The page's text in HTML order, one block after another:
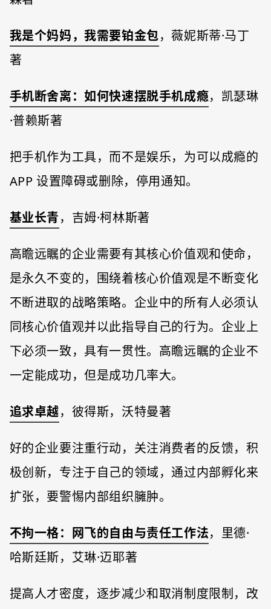
我是个妈妈，我需要铂金包，薇妮斯蒂·马丁
著
⼿机断舍离：如何快速摆脱⼿机成瘾，凯瑟琳
·普赖斯著
把手机作为工具，而不是娱乐，为可以成瘾的
APP 设置障碍或删除，停用通知。
基业⻓⻘，吉姆·柯林斯著
高瞻远瞩的企业需要有其核心价值观和使命，
是永久不变的，围绕着核心价值观是不断变化
不断进取的战略策略。企业中的所有人必须认
同核心价值观并以此指导自己的行为。企业上
下必须一致，具有一贯性。高瞻远瞩的企业不
一定能成功，但是成功几率大。
追求卓越，彼得斯，沃特曼著
好的企业要注重行动，关注消费者的反馈，积
极创新，专注于自己的领域，通过内部孵化来
扩张，要警惕内部组织臃肿。
不拘⼀格：⽹⻜的⾃由与责任⼯作法，⾥德·
哈斯廷斯，艾琳·迈耶著
提高人才密度，逐步减少和取消制度限制，改